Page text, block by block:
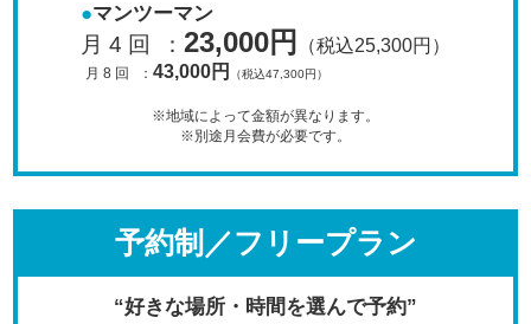
マンツーマン
月 4 回 ： 23,000円 （税込25,300円）
月 8 回 ：43,000円 （税込47,300円）
※地域によって金額が異なります。
※別途月会費が必要です。
予約制／フリープラン
“好きな場所・時間を選んで予約”